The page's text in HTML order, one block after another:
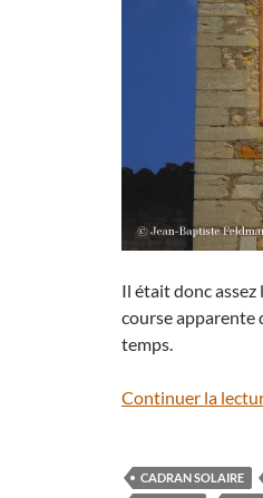
Il était donc
course apparente
temps.
Continuer la
CADRAN SOLAIRE